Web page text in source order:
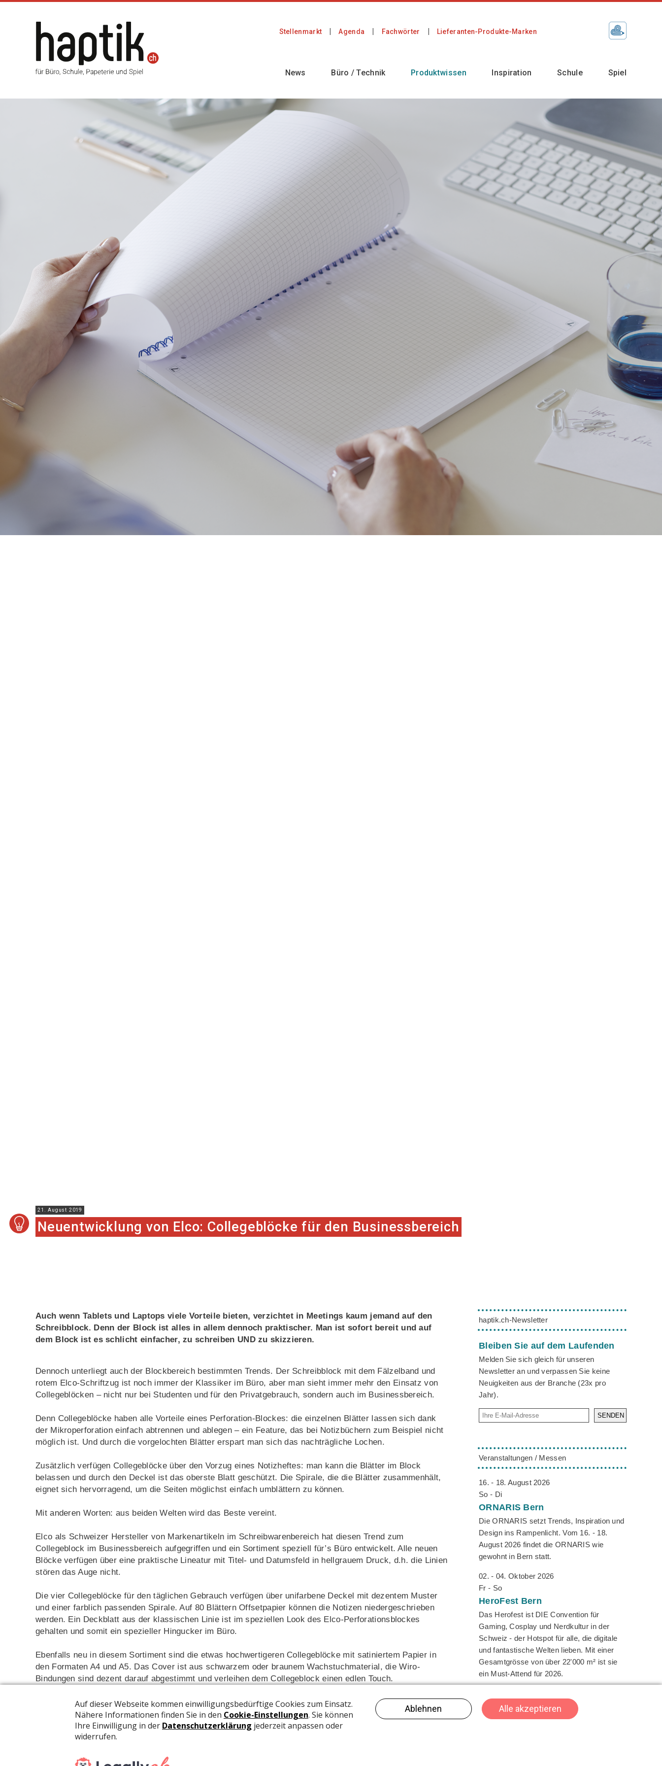
Stellenmarkt Agenda Fachwörter Lieferanten-Produkte-Marken
News Büro / Technik Produktwissen Inspiration Schule Spiel
21. August 2019
Neuentwicklung von Elco: Collegeblöcke für den Businessbereich
Auch wenn Tablets und Laptops viele Vorteile bieten, verzichtet in Meetings kaum jemand auf den
Schreibblock. Denn der Block ist alles in allem dennoch praktischer. Man ist sofort bereit und auf
dem Block ist es schlicht einfacher, zu schreiben UND zu skizzieren.
Dennoch unterliegt auch der Blockbereich bestimmten Trends. Der Schreibblock mit dem Fälzelband und
rotem Elco-Schriftzug ist noch immer der Klassiker im Büro, aber man sieht immer mehr den Einsatz von
Collegeblöcken – nicht nur bei Studenten und für den Privatgebrauch, sondern auch im Businessbereich.
Denn Collegeblöcke haben alle Vorteile eines Perforation-Blockes: die einzelnen Blätter lassen sich dank
der Mikroperforation einfach abtrennen und ablegen – ein Feature, das bei Notizbüchern zum Beispiel nicht
möglich ist. Und durch die vorgelochten Blätter erspart man sich das nachträgliche Lochen.
Zusätzlich verfügen Collegeblöcke über den Vorzug eines Notizheftes: man kann die Blätter im Block
belassen und durch den Deckel ist das oberste Blatt geschützt. Die Spirale, die die Blätter zusammenhält,
eignet sich hervorragend, um die Seiten möglichst einfach umblättern zu können.
Mit anderen Worten: aus beiden Welten wird das Beste vereint.
Elco als Schweizer Hersteller von Markenartikeln im Schreibwarenbereich hat diesen Trend zum
Collegeblock im Businessbereich aufgegriffen und ein Sortiment speziell für’s Büro entwickelt. Alle neuen
Blöcke verfügen über eine praktische Lineatur mit Titel- und Datumsfeld in hellgrauem Druck, d.h. die Linien
stören das Auge nicht.
Die vier Collegeblöcke für den täglichen Gebrauch verfügen über unifarbene Deckel mit dezentem Muster
und einer farblich passenden Spirale. Auf 80 Blättern Offsetpapier können die Notizen niedergeschrieben
werden. Ein Deckblatt aus der klassischen Linie ist im speziellen Look des Elco-Perforationsblockes
gehalten und somit ein spezieller Hingucker im Büro.
Ebenfalls neu in diesem Sortiment sind die etwas hochwertigeren Collegeblöcke mit satiniertem Papier in
den Formaten A4 und A5. Das Cover ist aus schwarzem oder braunem Wachstuchmaterial, die Wiro-
Bindungen sind dezent darauf abgestimmt und verleihen dem Collegeblock einen edlen Touch.
www.elcoswitzerland.ch
haptik.ch-Newsletter
Bleiben Sie auf dem Laufenden
Melden Sie sich gleich für unseren
Newsletter an und verpassen Sie keine
Neuigkeiten aus der Branche (23x pro
Jahr).
SENDEN
Veranstaltungen / Messen
16. - 18. August 2026
So - Di
ORNARIS Bern
Die ORNARIS setzt Trends, Inspiration und
Design ins Rampenlicht. Vom 16. - 18.
August 2026 findet die ORNARIS wie
gewohnt in Bern statt.
02. - 04. Oktober 2026
Fr - So
HeroFest Bern
Das Herofest ist DIE Convention für
Gaming, Cosplay und Nerdkultur in der
Schweiz - der Hotspot für alle, die digitale
und fantastische Welten lieben. Mit einer
Gesamtgrösse von über 22'000 m² ist sie
ein Must-Attend für 2026.
Do - So
SPIELEssen